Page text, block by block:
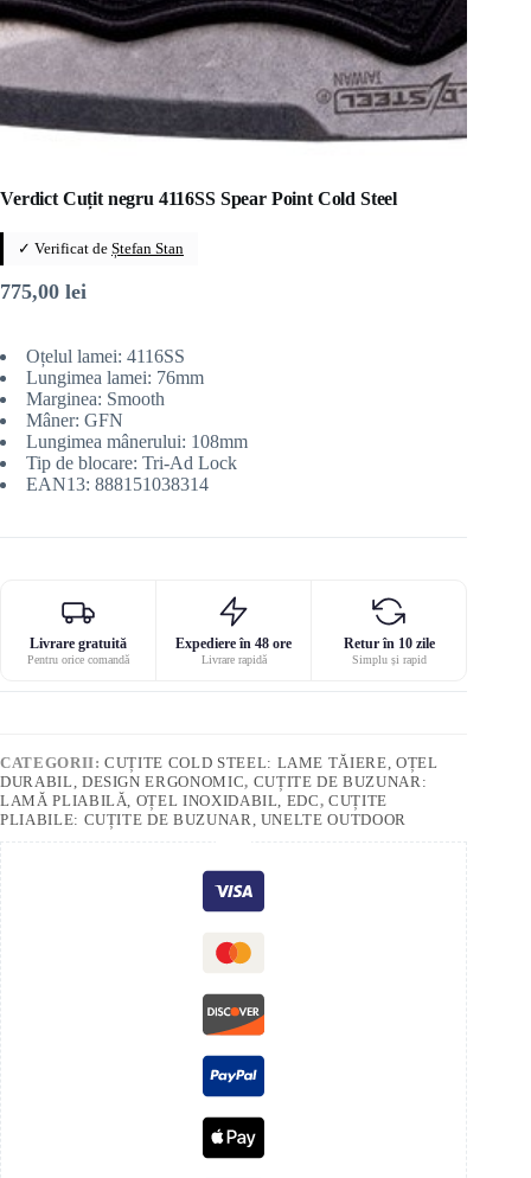
Verdict Cuțit negru 4116SS Spear Point Cold Steel
✓ Verificat de Ștefan Stan
775,00 lei
Oțelul lamei: 4116SS
Lungimea lamei: 76mm
Marginea: Smooth
Mâner: GFN
Lungimea mânerului: 108mm
Tip de blocare: Tri-Ad Lock
EAN13: 888151038314
Livrare gratuită
Pentru orice comandă
Expediere în 48 ore
Livrare rapidă
Retur în 10 zile
Simplu și rapid
CATEGORII:CUȚITE COLD STEEL: LAME TĂIERE, OȚEL
DURABIL, DESIGN ERGONOMIC, CUȚITE DE BUZUNAR:
LAMĂ PLIABILĂ, OȚEL INOXIDABIL, EDC,CUȚITE
PLIABILE: CUȚITE DE BUZUNAR, UNELTE OUTDOOR